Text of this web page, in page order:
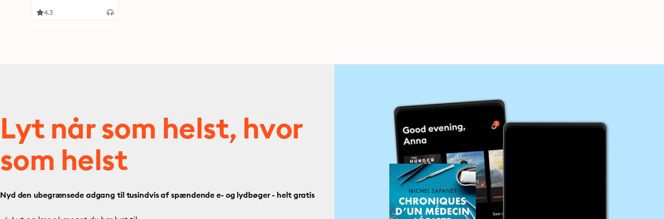
4.3
Lyt når som helst, hvor
som helst
Nyd den ubegrænsede adgang til tusindvis af spændende e- og lydbøger - helt gratis